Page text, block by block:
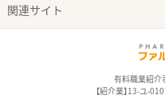
関連サイト
有料職業紹介
【紹介業】13-ユ-